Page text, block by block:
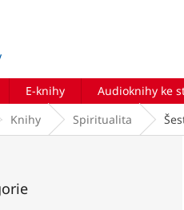
E-knihy Audioknihy ke
Knihy Spiritualita